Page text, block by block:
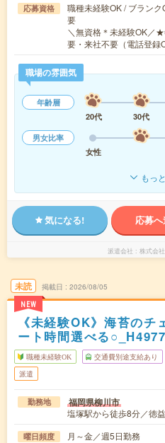
応募資格
職種未経験OK / ブラン
要
＼無資格＊未経験OK／
要・来社不要（電話登
職場の雰囲気
年齢層
20代
30代
男女比率
女性
もっ
気になる! 応募
派遣会社 株式会
未読
NEW
掲載日 2026/08/05
《未経験OK》海苔のチ
ート時間選べる
職種未経験OK 交通費別途支給あり
派遣
勤務地 福岡県柳川市
塩塚駅から徒歩8分／徳
曜日頻度 月～金／週5日勤務